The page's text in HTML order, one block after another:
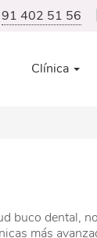
91 402 51 56
Clínica
buco dental,
más